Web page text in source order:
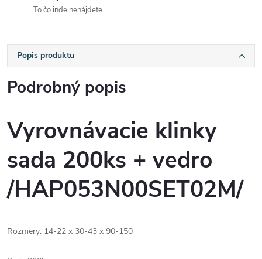
To čo inde nenájdete
Popis produktu
Podrobný popis
Vyrovnávacie klinky
sada 200ks + vedro
/HAP053N00SET02M/
Rozmery: 14-22 x 30-43 x 90-150